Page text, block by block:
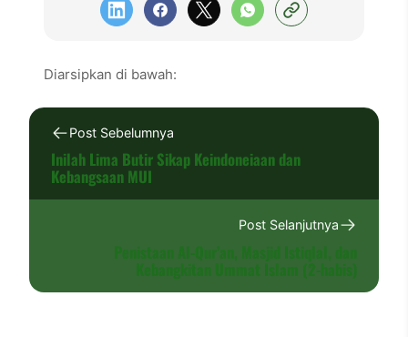
Diarsipkan di bawah:
Post Sebelumnya
Inilah Lima Butir Sikap Keindoneiaan dan
Kebangsaan MUI
Post Selanjutnya